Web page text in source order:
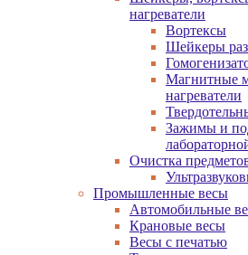
нагреватели
Вортексы
Шейкеры
Магнитные
нагреватели
Зажимы и
Очистка
Промышленные весы
Автомобильные
Крановые весы
Весы с печатью